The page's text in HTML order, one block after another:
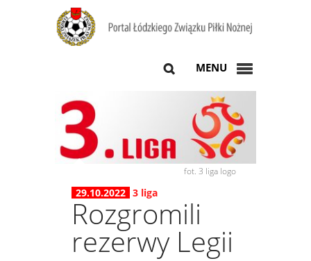
MENU
fot. 3 liga logo
29.10.2022 3 liga
Rozgromili
rezerwy Legii